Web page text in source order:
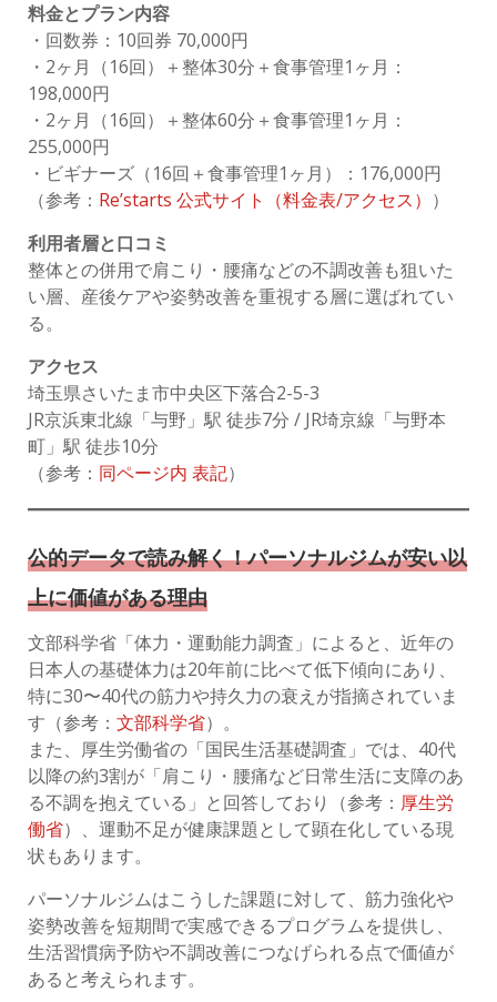
料金とプラン内容
・回数券：10回券 70,000円
・2ヶ月（16回）＋整体30分＋食事管理1ヶ月：
198,000円
・2ヶ月（16回）＋整体60分＋食事管理1ヶ月：
255,000円
・ビギナーズ（16回＋食事管理1ヶ月）：176,000円
（参考： Re’starts 公式サイト（料金表/アクセス） ）
利用者層と口コミ
整体との併用で肩こり・腰痛などの不調改善も狙いた
い層、産後ケアや姿勢改善を重視する層に選ばれてい
る。
アクセス
埼玉県さいたま市中央区下落合2-5-3
JR京浜東北線「与野」駅 徒歩7分 / JR埼京線「与野本
町」駅 徒歩10分
（参考： 同ページ内 表記）
公的データで読み解く！パーソナルジムが安い以
上に価値がある理由
文部科学省「体力・運動能力調査」によると、近年の
日本人の基礎体力は20年前に比べて低下傾向にあり、
特に30〜40代の筋力や持久力の衰えが指摘されていま
す（参考：文部科学省）。
また、厚生労働省の「国民生活基礎調査」では、40代
以降の約3割が「肩こり・腰痛など日常生活に支障のあ
る不調を抱えている」と回答しており（参考： 厚生労
働省）、運動不足が健康課題として顕在化している現
状もあります。
パーソナルジムはこうした課題に対して、筋力強化や
姿勢改善を短期間で実感できるプログラムを提供し、
生活習慣病予防や不調改善につなげられる点で価値が
あると考えられます。